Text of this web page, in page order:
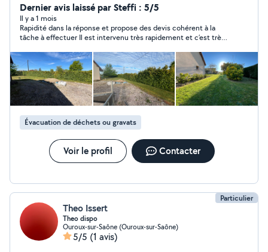
Élagage/ abattage d'arbres - Petit travaux
d'aménagement/ maçonnerie À bientôt pour réaliser
vos projet. Lucas Monin
Dernier avis laissé par Steffi : 5/5
Il y a 1 mois
Rapidité dans la réponse et propose des devis cohérent à la
tâche à effectuer Il est intervenu très rapidement et c’est très
Évacuation de déchets ou gravats
Voir le profil Contacter
Particulier
Theo Issert
Theo dispo
Ouroux-sur-Saône (Ouroux-sur-Saône)
5/5 (1 avis)